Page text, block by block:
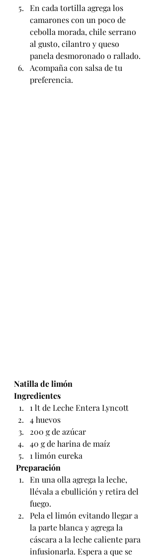
En cada tortilla agrega los
camarones con un poco de
cebolla morada, chile serrano
al gusto, cilantro y queso
panela desmoronado o rallado.
Acompaña con salsa de tu
preferencia.
Natilla de limón
Ingredientes
1 lt de Leche Entera Lyncott
4 huevos
200 g de azúcar
40 g de harina de maíz
1 limón eureka
Preparación
En una olla agrega la leche,
llévala a ebullición y retira del
fuego.
Pela el limón evitando llegar a
la parte blanca y agrega la
cáscara a la leche caliente para
infusionarla. Espera a que se